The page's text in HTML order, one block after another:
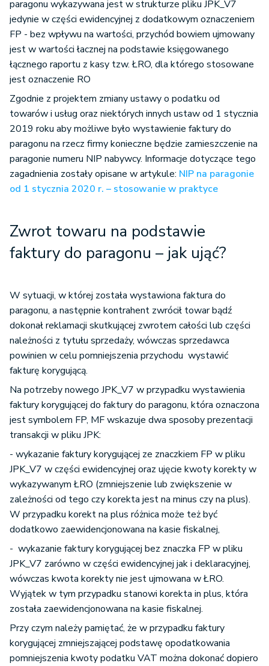
paragonu wykazywana jest w strukturze pliku JPK_V7
jedynie w części ewidencyjnej z dodatkowym oznaczeniem
FP - bez wpływu na wartości, przychód bowiem ujmowany
jest w wartości łacznej na podstawie księgowanego
łącznego raportu z kasy tzw. ŁRO, dla którego stosowane
jest oznaczenie RO
Zgodnie z projektem zmiany ustawy o podatku od
towarów i usług oraz niektórych innych ustaw od 1 stycznia
2019 roku aby możliwe było wystawienie faktury do
paragonu na rzecz firmy konieczne będzie zamieszczenie na
paragonie numeru NIP nabywcy. Informacje dotyczące tego
zagadnienia zostały opisane w artykule: NIP na paragonie
od 1 stycznia 2020 r. – stosowanie w praktyce
Zwrot towaru na podstawie
faktury do paragonu – jak ująć?
W sytuacji, w której została wystawiona faktura do
paragonu, a następnie kontrahent zwrócił towar bądź
dokonał reklamacji skutkującej zwrotem całości lub części
należności z tytułu sprzedaży, wówczas sprzedawca
powinien w celu pomniejszenia przychodu wystawić
fakturę korygującą.
Na potrzeby nowego JPK_V7 w przypadku wystawienia
faktury korygującej do faktury do paragonu, która oznaczona
jest symbolem FP, MF wskazuje dwa sposoby prezentacji
transakcji w pliku JPK:
- wykazanie faktury korygującej ze znaczkiem FP w pliku
JPK_V7 w części ewidencyjnej oraz ujęcie kwoty korekty w
wykazywanym ŁRO (zmniejszenie lub zwiększenie w
zależności od tego czy korekta jest na minus czy na plus).
W przypadku korekt na plus różnica może też być
dodatkowo zaewidencjonowana na kasie fiskalnej,
- wykazanie faktury korygującej bez znaczka FP w pliku
JPK_V7 zarówno w części ewidencyjnej jak i deklaracyjnej,
wówczas kwota korekty nie jest ujmowana w ŁRO.
Wyjątek w tym przypadku stanowi korekta in plus, która
została zaewidencjonowana na kasie fiskalnej.
Przy czym należy pamiętać, że w przypadku faktury
korygującej zmniejszającej podstawę opodatkowania
pomniejszenia kwoty podatku VAT można dokonać dopiero